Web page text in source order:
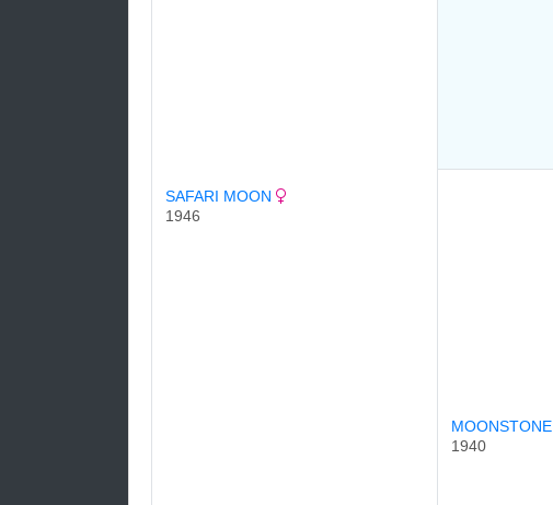
SAFARI MOON
1946
MOONSTONE
1940